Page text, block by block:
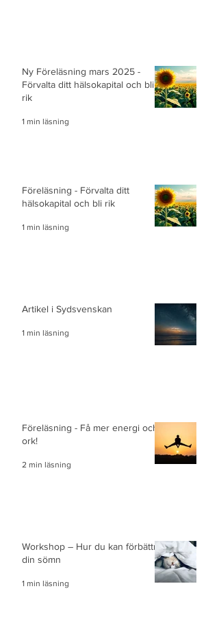
Ny Föreläsning mars 2025 -
Förvalta ditt hälsokapital och bli
rik
1 min läsning
Föreläsning - Förvalta ditt
hälsokapital och bli rik
1 min läsning
Artikel i Sydsvenskan
1 min läsning
Föreläsning - Få mer energi och
ork!
2 min läsning
Workshop – Hur du kan förbättra
din sömn
1 min läsning